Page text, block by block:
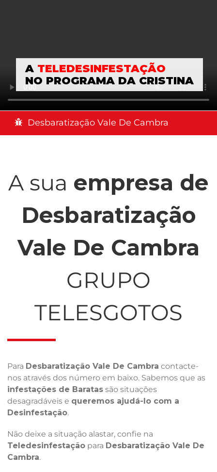
A TELEDESINFESTAÇÃO
NO PROGRAMA DA CRISTINA
Desbaratização Vale De Cambra
A sua empresa de
Desbaratização
Vale De Cambra
GRUPO
TELESGOTOS
Para Desbaratização Vale De Cambra contacte-
nos através dos número em baixo. Sabemos que as
infestações de Baratas são situações
desagradáveis e queremos ajudá-lo com a
Desinfestação.
Não deixe a situação alastar, confie na
Teledesinfestação para Desbaratização Vale De
Cambra.